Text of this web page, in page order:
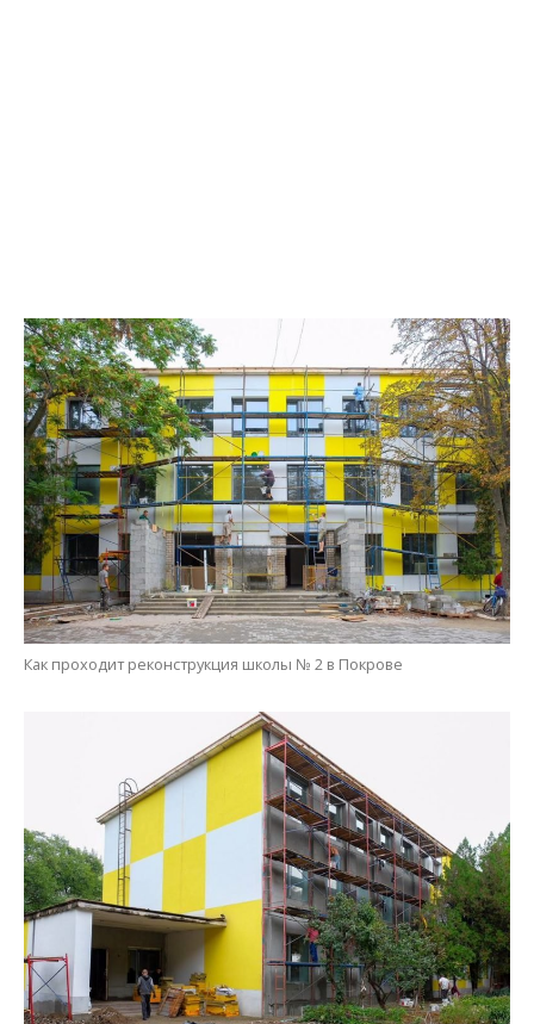
Как проходит реконструкция школы № 2 в Покрове
Полное обновление произведут в 30 школах нашей области